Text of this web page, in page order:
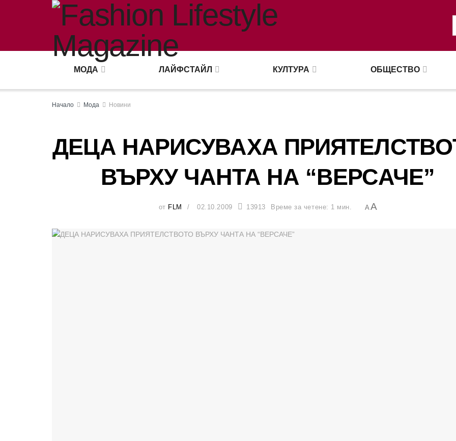
МОДА ЛАЙФСТАЙЛ КУЛТУРА ОБЩЕСТВО
Начало Мода Новини
ДЕЦА НАРИСУВАХА
ВЪРХУ ЧАНТА НА “ВЕРСАЧЕ”
от FLM 02.10.2009 13913 Време за четене: 1 мин. AA